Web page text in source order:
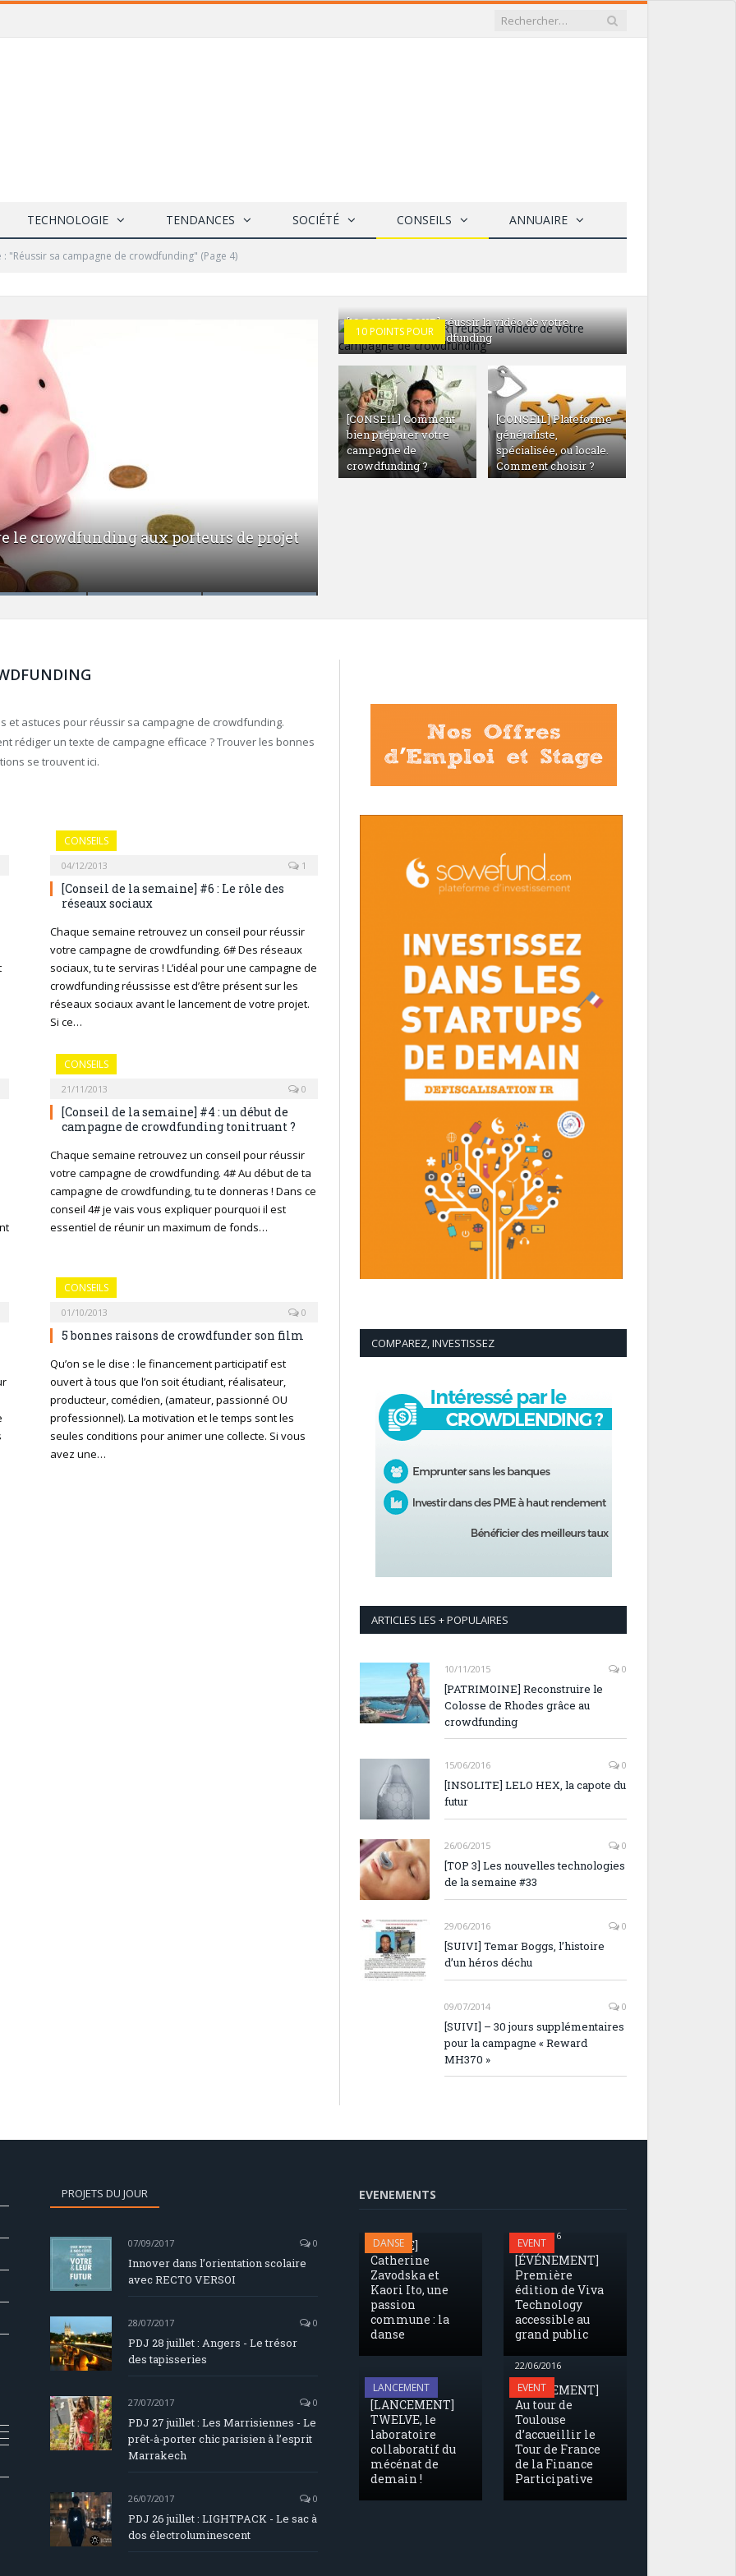
TECHNOLOGIE TENDANCES SOCIÉTÉ CONSEILS ANNUAIRE
: "Réussir sa campagne de crowdfunding" (Page 4)
l’art du « Elevator Pitch » devant des
10 POINTS POUR
10 POINTS POUR
[10 POINTS POUR] réussir la vidéo de votre
campagne de crowdfunding
[CONSEIL] Comment
bien préparer votre
campagne de
crowdfunding ?
[CONSEIL] Plateforme
généraliste,
spécialisée, ou locale.
Comment choisir ?
et astuces pour réussir sa campagne de crowdfunding.
rédiger un texte de campagne efficace ? Trouver les bonnes
se trouvent ici.
CONSEILS
04/12/2013 1
[Conseil de la semaine] #6 : Le rôle des
réseaux sociaux
Chaque semaine retrouvez un conseil pour réussir
votre campagne de crowdfunding. 6# Des réseaux
sociaux, tu te serviras ! L’idéal pour une campagne de
crowdfunding réussisse est d’être présent sur les
réseaux sociaux avant le lancement de votre projet.
Si ce…
CONSEILS
21/11/2013 0
[Conseil de la semaine] #4 : un début de
campagne de crowdfunding tonitruant ?
Chaque semaine retrouvez un conseil pour réussir
votre campagne de crowdfunding. 4# Au début de ta
campagne de crowdfunding, tu te donneras ! Dans ce
conseil 4# je vais vous expliquer pourquoi il est
essentiel de réunir un maximum de fonds…
CONSEILS
01/10/2013 0
5 bonnes raisons de crowdfunder son film
Qu’on se le dise : le financement participatif est
ouvert à tous que l’on soit étudiant, réalisateur,
producteur, comédien, (amateur, passionné OU
professionnel). La motivation et le temps sont les
seules conditions pour animer une collecte. Si vous
avez une…
COMPAREZ, INVESTISSEZ
ARTICLES LES + POPULAIRES
10/11/2015 0
[PATRIMOINE] Reconstruire le
Colosse de Rhodes grâce au
crowdfunding
15/06/2016 0
[INSOLITE] LELO HEX, la capote du
futur
26/06/2015 0
[TOP 3] Les nouvelles technologies
de la semaine #33
29/06/2016 0
[SUIVI] Temar Boggs, l’histoire
d’un héros déchu
09/07/2014 0
[SUIVI] – 30 jours supplémentaires
pour la campagne « Reward
MH370 »
PROJETS DU JOUR
07/09/2017 0
Innover dans l’orientation scolaire
avec RECTO VERSOI
28/07/2017 0
PDJ 28 juillet : Angers - Le trésor
des tapisseries
27/07/2017 0
PDJ 27 juillet : Les Marrisiennes - Le
prêt-à-porter chic parisien à l’esprit
Marrakech
26/07/2017 0
PDJ 26 juillet : LIGHTPACK - Le sac à
dos électroluminescent
EVENEMENTS
DANSE
[DANSE]
Catherine
Zavodska et
Kaori Ito, une
passion
commune : la
danse
EVENT
29/06/2016
[ÉVÉNEMENT]
Première
édition de Viva
Technology
accessible au
grand public
LANCEMENT
24/06/2016
[LANCEMENT]
TWELVE, le
laboratoire
collaboratif du
mécénat de
demain !
EVENT
22/06/2016
[ÉVÉNEMENT]
Au tour de
Toulouse
d’accueillir le
Tour de France
de la Finance
Participative